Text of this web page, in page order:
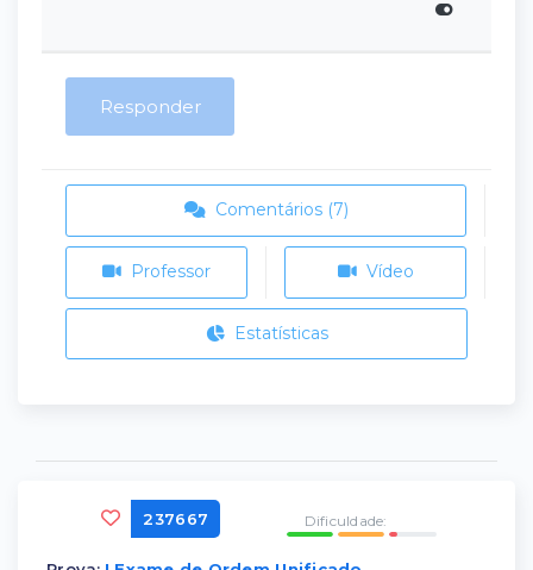
Responder
Comentários (7)
Professor Vídeo
Estatísticas
237667 Dificuldade: